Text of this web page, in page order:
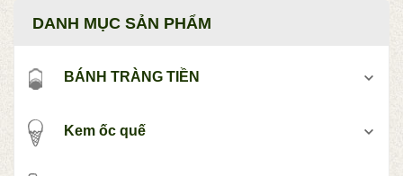
DANH MỤC SẢN PHẨM
BÁNH TRÀNG TIỀN
Kem ốc quế